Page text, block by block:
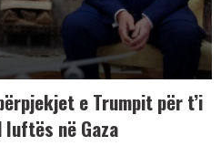
e Trumpit për t’i
luftës në Gaza